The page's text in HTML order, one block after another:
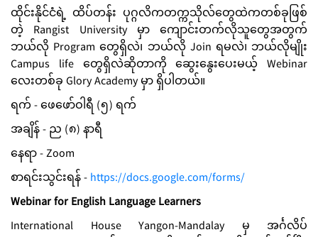
ထိုင်းနိုင်ငံရဲ့ ထိပ်တန်း ပုဂ္ဂလိကတက္ကသိုလ်တွေထဲကတစ်ခုဖြစ်
တဲ့ Rangist University မှာ ကျောင်းတက်လိုသူတွေအတွက်
ဘယ်လို Program တွေရှိလဲ၊ ဘယ်လို Join ရမလဲ၊ ဘယ်လိုမျိုး
Campus life တွေရှိလဲဆိုတာကို ဆွေးနွေးပေးမယ့် Webinar
လေးတစ်ခု Glory Academy မှာ ရှိပါတယ်။
ရက် - ဖေဖော်ဝါရီ (၅) ရက်
အချိန် - ည (၈) နာရီ
နေရာ - Zoom
စာရင်းသွင်းရန် -https://docs.google.com/forms/
Webinar for English Language Learners
International House Yangon-Mandalay မှ အင်္ဂလိပ်